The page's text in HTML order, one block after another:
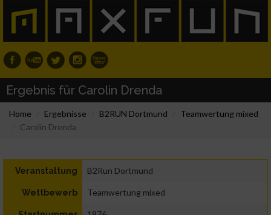
Ergebnis für Carolin Drenda
Home Ergebnisse B2RUN Dortmund
Teamwertung mixed
Carolin Drenda
Veranstaltung B2Run Dortmund
Wettbewerb Teamwertung mixed